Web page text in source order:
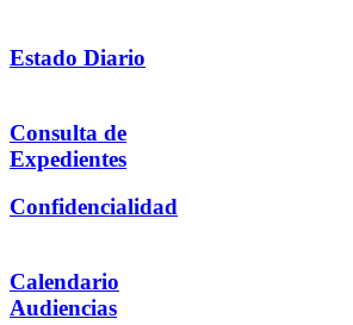
Estado Diario
Consulta de
Expedientes
Confidencialidad
Calendario
Audiencias